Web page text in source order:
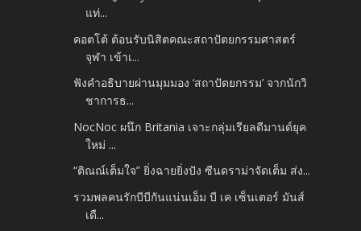
แท่...
คอตโต้ ต้อนรับนิสิตคณะสถาปัตยกรรมศาสตร์
จุฬา เข้าเ...
ฟังคำอธิบายผ่านมุมมอง ‘สถาปัตยกรรม’ จากนักวิ
ชาการธ...
NocNoc ผนึก Britania เจาะกลุ่มเรียลดีมานด์ยุค
ใหม่ ...
“ติณณ์เต็มใจ” ยิ่งฉายยิ่งปัง ซีนดราม่าจัดเต็ม ส่ง...
รวมพลคนรักบีบีกันแน่นเอ็ม บี เค เซ็นเตอร์ มันส์
เดื...